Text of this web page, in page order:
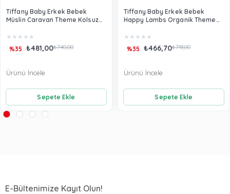
Tiffany Baby Erkek Bebek
Müslin Caravan Theme Kolsuz
★ ★ ★ ★ ★
₺481,00₺740,00
%35
Sepete Ekle
Ürünü İncele
Tiffany Baby Erkek Bebek
Happy Lambs Organik Theme
★ ★ ★ ★ ★
₺466,70₺718,00
%35
Sepete Ekle
Ürünü İncele
E-Bültenimize Kayıt Olun!